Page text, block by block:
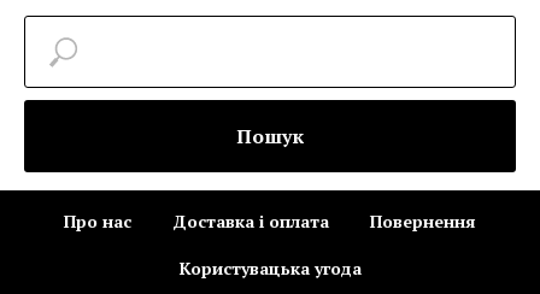
Пошук
Про нас Доставка і оплата Повернення
Користувацька угода